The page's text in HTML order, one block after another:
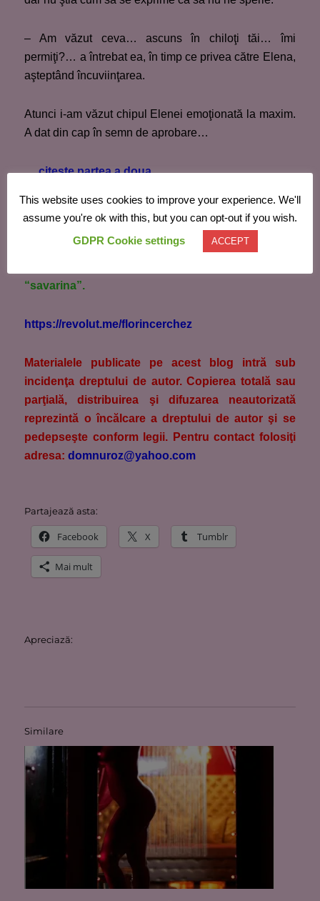
– Am văzut ceva… ascuns în chiloţi tăi… îmi
permiţi?… a întrebat ea, în timp ce privea către Elena,
aşteptând încuviinţarea.
Atunci i-am văzut chipul Elenei emoţionată la maxim.
A dat din cap în semn de aprobare…
… citeste partea a doua …
Attraction Club
Dacă ţi-a plăcut ceea ce ai citit… nu beau cafea…
“savarina”.
https://revolut.me/florincerchez
Materialele publicate pe acest blog intră sub
incidenţa dreptului de autor. Copierea totală sau
parţială, distribuirea şi difuzarea neautorizată
reprezintă o încălcare a dreptului de autor şi se
pedepseşte conform legii. Pentru contact folosiţi
adresa: domnuroz@yahoo.com
Partajează asta:
Facebook X Tumblr
Mai mult
Apreciază:
Similare
This website uses cookies to improve your experience. We'll
assume you're ok with this, but you can opt-out if you wish.
GDPR Cookie settings
ACCEPT